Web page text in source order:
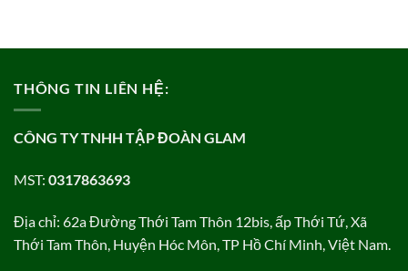
THÔNG TIN LIÊN HỆ:
CÔNG TY TNHH TẬP ĐOÀN GLAM
MST: 0317863693
Địa chỉ: 62a Đường Thới Tam Thôn 12bis, ấp Thới Tứ, Xã
Thới Tam Thôn, Huyện Hóc Môn, TP Hồ Chí Minh, Việt Nam.